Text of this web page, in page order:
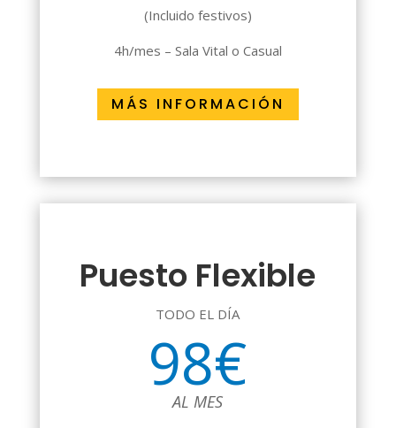
(Incluido festivos)
4h/mes – Sala Vital o Casual
MÁS INFORMACIÓN
Puesto Flexible
TODO EL DÍA
98€
AL MES